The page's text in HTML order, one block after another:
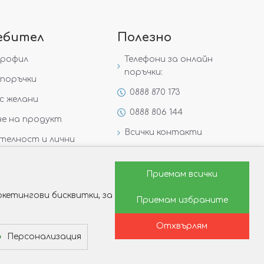
желани
на продукт
и лични
Полезно
Телефони за онлайн
поръчки:
0888 870 173
0888 806 144
Всички контакти
Защо да изберете Victoria
Как да изберем годежен
бисквитки, за
Персонализация
Приемам всички
Приемам избраните
Отхвърлям